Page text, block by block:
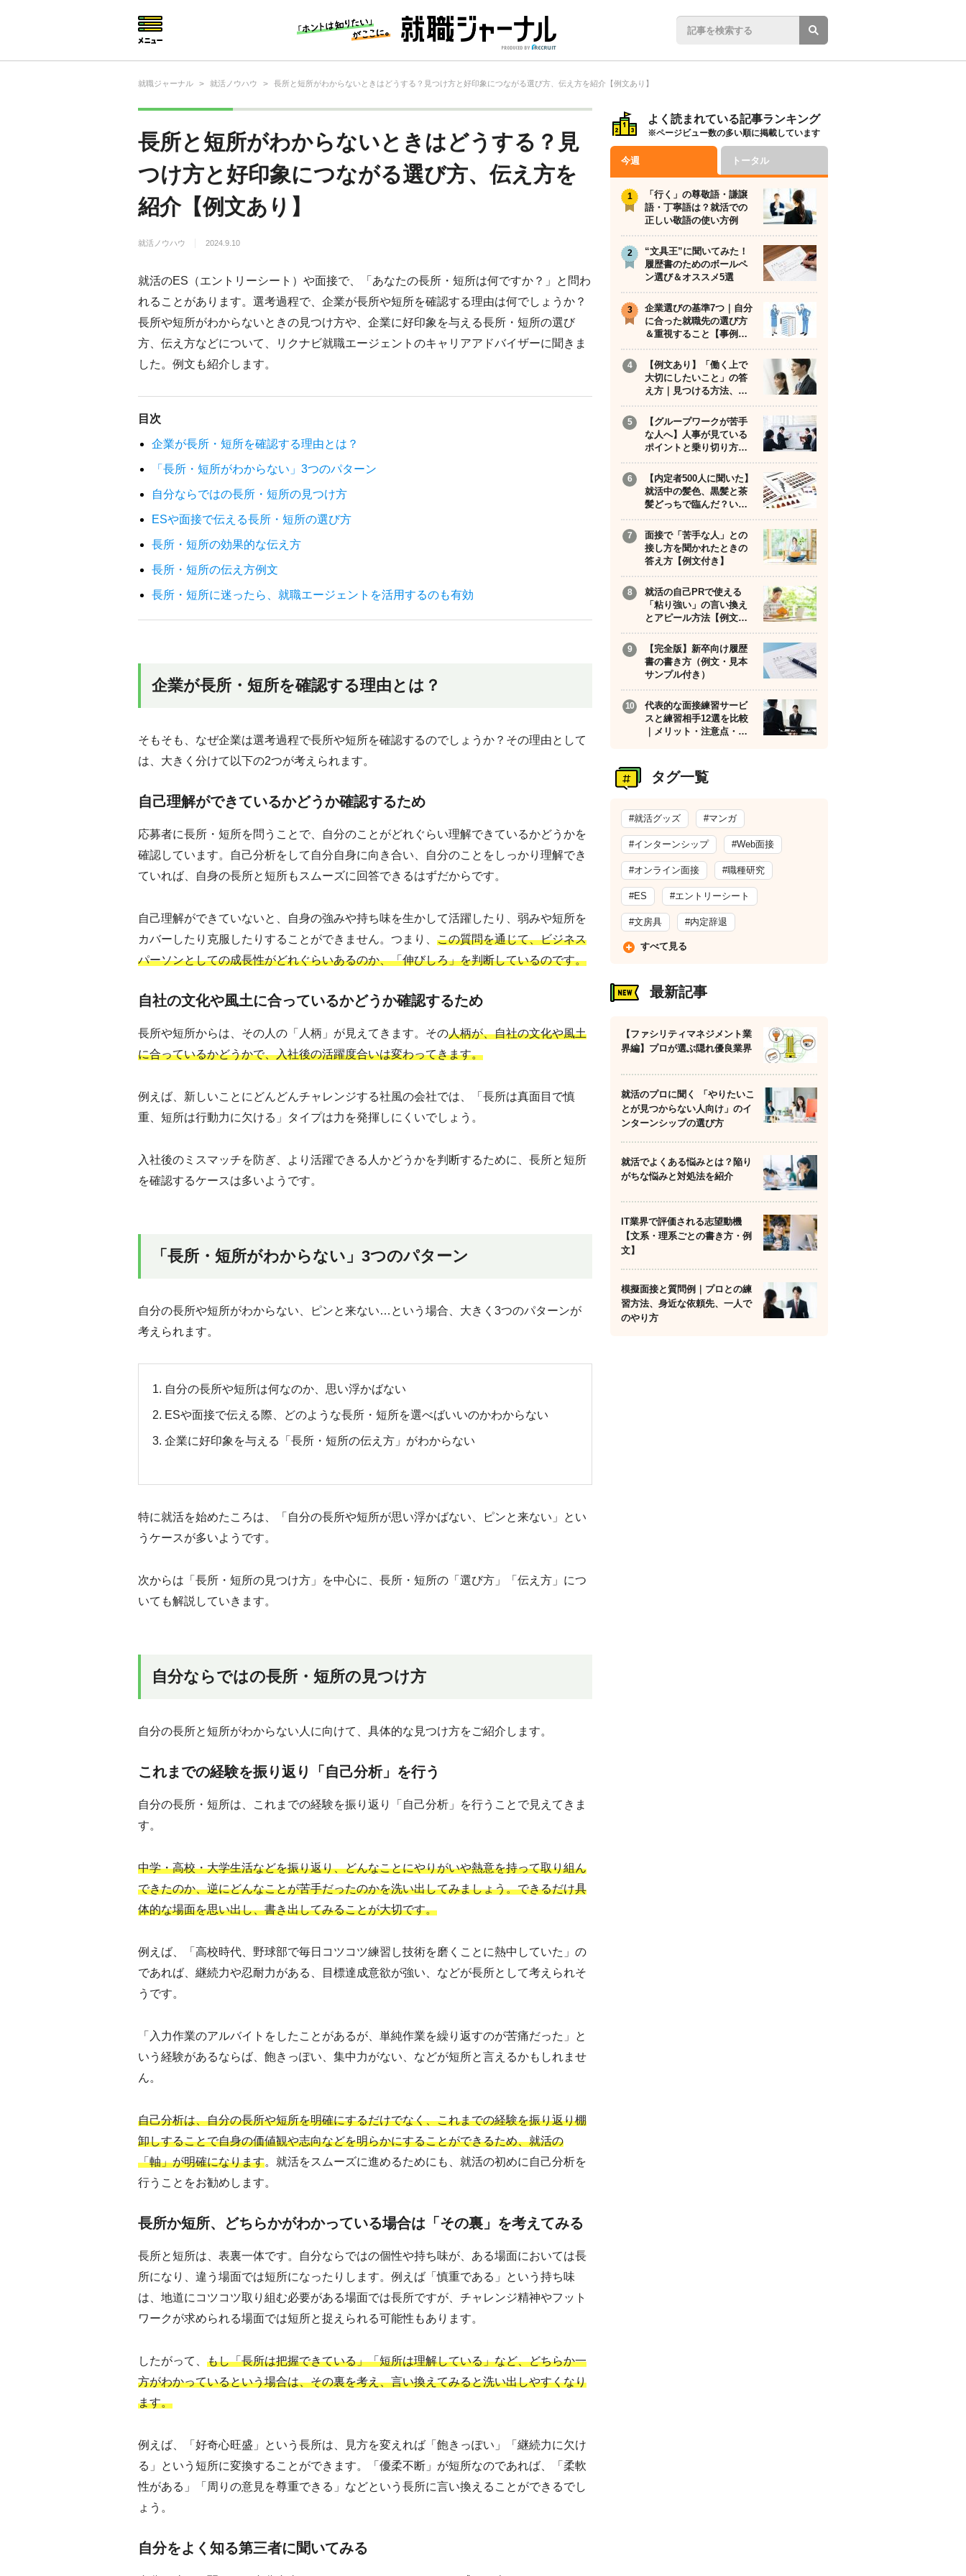
就職ジャーナル > 就活ノウハウ > 長所と短所がわからないときはどうする？見つけ方と好印象につながる選び方、伝え方を紹介【例文あり】
長所と短所がわからないときはどうする？見
つけ方と好印象につながる選び方、伝え方を
紹介【例文あり】
就活ノウハウ 2024.9.10
就活のES（エントリーシート）や面接で、「あなたの長所・短所は何ですか？」と問わ
れることがあります。選考過程で、企業が長所や短所を確認する理由は何でしょうか？
長所や短所がわからないときの見つけ方や、企業に好印象を与える長所・短所の選び
方、伝え方などについて、リクナビ就職エージェントのキャリアアドバイザーに聞きま
した。例文も紹介します。
目次
企業が長所・短所を確認する理由とは？
「長所・短所がわからない」3つのパターン
自分ならではの長所・短所の見つけ方
ESや面接で伝える長所・短所の選び方
長所・短所の効果的な伝え方
長所・短所の伝え方例文
長所・短所に迷ったら、就職エージェントを活用するのも有効
企業が長所・短所を確認する理由とは？
そもそも、なぜ企業は選考過程で長所や短所を確認するのでしょうか？その理由として
は、大きく分けて以下の2つが考えられます。
自己理解ができているかどうか確認するため
応募者に長所・短所を問うことで、自分のことがどれぐらい理解できているかどうかを
確認しています。自己分析をして自分自身に向き合い、自分のことをしっかり理解でき
ていれば、自身の長所と短所もスムーズに回答できるはずだからです。
自己理解ができていないと、自身の強みや持ち味を生かして活躍したり、弱みや短所を
カバーしたり克服したりすることができません。つまり、 この質問を通じて、ビジネス
パーソンとしての成長性がどれぐらいあるのか、「伸びしろ」を判断しているのです。
自社の文化や風土に合っているかどうか確認するため
長所や短所からは、その人の「人柄」が見えてきます。その人柄が、自社の文化や風土
に合っているかどうかで、入社後の活躍度合いは変わってきます。
例えば、新しいことにどんどんチャレンジする社風の会社では、「長所は真面目で慎
重、短所は行動力に欠ける」タイプは力を発揮しにくいでしょう。
入社後のミスマッチを防ぎ、より活躍できる人かどうかを判断するために、長所と短所
を確認するケースは多いようです。
「長所・短所がわからない」3つのパターン
自分の長所や短所がわからない、ピンと来ない…という場合、大きく3つのパターンが
考えられます。
自分の長所や短所は何なのか、思い浮かばない
ESや面接で伝える際、どのような長所・短所を選べばいいのかわからない
企業に好印象を与える「長所・短所の伝え方」がわからない
特に就活を始めたころは、「自分の長所や短所が思い浮かばない、ピンと来ない」とい
うケースが多いようです。
次からは「長所・短所の見つけ方」を中心に、長所・短所の「選び方」「伝え方」につ
いても解説していきます。
自分ならではの長所・短所の見つけ方
自分の長所と短所がわからない人に向けて、具体的な見つけ方をご紹介します。
これまでの経験を振り返り「自己分析」を行う
自分の長所・短所は、これまでの経験を振り返り「自己分析」を行うことで見えてきま
す。
中学・高校・大学生活などを振り返り、どんなことにやりがいや熱意を持って取り組ん
できたのか、逆にどんなことが苦手だったのかを洗い出してみましょう。できるだけ具
体的な場面を思い出し、書き出してみることが大切です。
例えば、「高校時代、野球部で毎日コツコツ練習し技術を磨くことに熱中していた」の
であれば、継続力や忍耐力がある、目標達成意欲が強い、などが長所として考えられそ
うです。
「入力作業のアルバイトをしたことがあるが、単純作業を繰り返すのが苦痛だった」と
いう経験があるならば、飽きっぽい、集中力がない、などが短所と言えるかもしれませ
ん。
自己分析は、自分の長所や短所を明確にするだけでなく、これまでの経験を振り返り棚
卸しすることで自身の価値観や志向などを明らかにすることができるため、就活の
「軸」が明確になります。就活をスムーズに進めるためにも、就活の初めに自己分析を
行うことをお勧めします。
長所か短所、どちらかがわかっている場合は「その裏」を考えてみる
長所と短所は、表裏一体です。自分ならではの個性や持ち味が、ある場面においては長
所になり、違う場面では短所になったりします。例えば「慎重である」という持ち味
は、地道にコツコツ取り組む必要がある場面では長所ですが、チャレンジ精神やフット
ワークが求められる場面では短所と捉えられる可能性もあります。
したがって、 もし「長所は把握できている」「短所は理解している」など、どちらか一
方がわかっているという場合は、その裏を考え、言い換えてみると洗い出しやすくなり
ます。
例えば、「好奇心旺盛」という長所は、見方を変えれば「飽きっぽい」「継続力に欠け
る」という短所に変換することができます。「優柔不断」が短所なのであれば、「柔軟
性がある」「周りの意見を尊重できる」などという長所に言い換えることができるでし
ょう。
自分をよく知る第三者に聞いてみる
よく読まれている記事ランキング
※ページビュー数の多い順に掲載しています
今週 トータル
「行く」の尊敬語・謙譲
語・丁寧語は？就活での
正しい敬語の使い方例
“文具王”に聞いてみた！
履歴書のためのボールペ
ン選び＆オススメ5選
企業選びの基準7つ｜自分
に合った就職先の選び方
＆重視すること【事例…
【例文あり】「働く上で
大切にしたいこと」の答
え方｜見つける方法、…
【グループワークが苦手
な人へ】人事が見ている
ポイントと乗り切り方…
【内定者500人に聞いた】
就活中の髪色、黒髪と茶
髪どっちで臨んだ？い…
面接で「苦手な人」との
接し方を聞かれたときの
答え方【例文付き】
就活の自己PRで使える
「粘り強い」の言い換え
とアピール方法【例文…
【完全版】新卒向け履歴
書の書き方（例文・見本
サンプル付き）
代表的な面接練習サービ
スと練習相手12選を比較
｜メリット・注意点・…
タグ一覧
#就活グッズ #マンガ
#インターンシップ #Web面接
#オンライン面接 #職種研究
#ES #エントリーシート
#文房具 #内定辞退
すべて見る
最新記事
【ファシリティマネジメント業
界編】プロが選ぶ隠れ優良業界
就活のプロに聞く 「やりたいこ
とが見つからない人向け」のイ
ンターンシップの選び方
就活でよくある悩みとは？陥り
がちな悩みと対処法を紹介
IT業界で評価される志望動機
【文系・理系ごとの書き方・例
文】
模擬面接と質問例｜プロとの練
習方法、身近な依頼先、一人で
のやり方
仕事の選び方・ヒント
仕事とは？
就活コラム